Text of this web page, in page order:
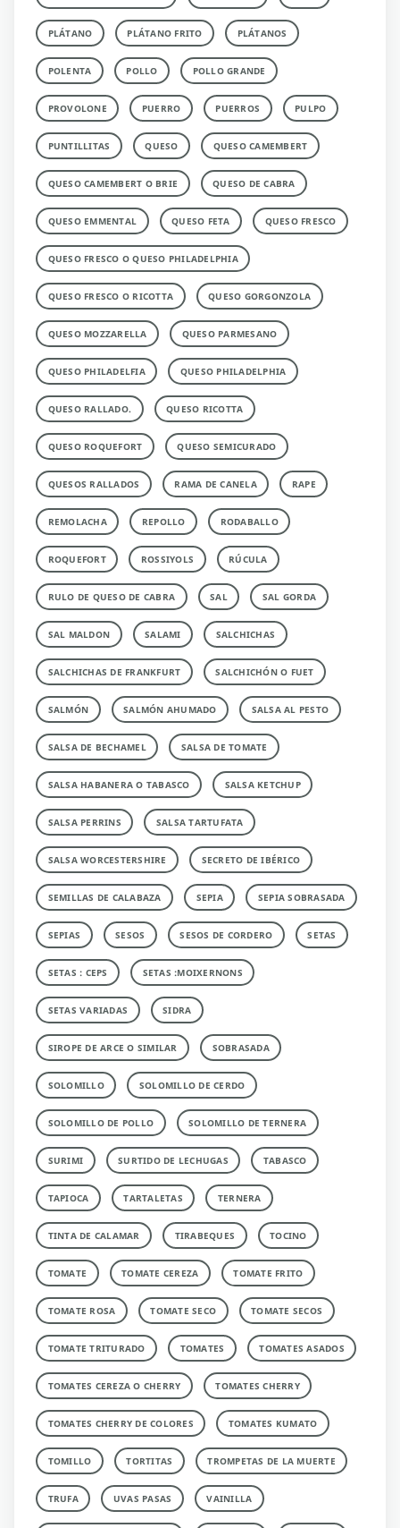
PLÁTANO PLÁTANO FRITO PLÁTANOS
POLENTA POLLO POLLO GRANDE
PROVOLONE PUERRO PUERROS PULPO
PUNTILLITAS QUESO QUESO CAMEMBERT
QUESO CAMEMBERT O BRIE QUESO DE CABRA
QUESO EMMENTAL QUESO FETA QUESO FRESCO
QUESO FRESCO O QUESO PHILADELPHIA
QUESO FRESCO O RICOTTA QUESO GORGONZOLA
QUESO MOZZARELLA QUESO PARMESANO
QUESO PHILADELFIA QUESO PHILADELPHIA
QUESO RALLADO. QUESO RICOTTA
QUESO ROQUEFORT QUESO SEMICURADO
QUESOS RALLADOS RAMA DE CANELA RAPE
REMOLACHA REPOLLO RODABALLO
ROQUEFORT ROSSIYOLS RÚCULA
RULO DE QUESO DE CABRA SAL SAL GORDA
SAL MALDON SALAMI SALCHICHAS
SALCHICHAS DE FRANKFURT SALCHICHÓN O FUET
SALMÓN SALMÓN AHUMADO SALSA AL PESTO
SALSA DE BECHAMEL SALSA DE TOMATE
SALSA HABANERA O TABASCO SALSA KETCHUP
SALSA PERRINS SALSA TARTUFATA
SALSA WORCESTERSHIRE SECRETO DE IBÉRICO
SEMILLAS DE CALABAZA SEPIA SEPIA SOBRASADA
SEPIAS SESOS SESOS DE CORDERO SETAS
SETAS : CEPS SETAS :MOIXERNONS
SETAS VARIADAS SIDRA
SIROPE DE ARCE O SIMILAR SOBRASADA
SOLOMILLO SOLOMILLO DE CERDO
SOLOMILLO DE POLLO SOLOMILLO DE TERNERA
SURIMI SURTIDO DE LECHUGAS TABASCO
TAPIOCA TARTALETAS TERNERA
TINTA DE CALAMAR TIRABEQUES TOCINO
TOMATE TOMATE CEREZA TOMATE FRITO
TOMATE ROSA TOMATE SECO TOMATE SECOS
TOMATE TRITURADO TOMATES TOMATES ASADOS
TOMATES CEREZA O CHERRY TOMATES CHERRY
TOMATES CHERRY DE COLORES TOMATES KUMATO
TOMILLO TORTITAS TROMPETAS DE LA MUERTE
TRUFA UVAS PASAS VAINILLA